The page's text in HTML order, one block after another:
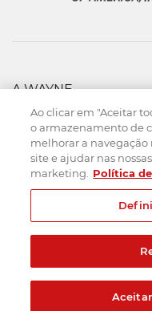
A WAYNE
PRODUTOS
FORÇA DE VENDAS
ASSISTÊNCIA
DOWNLOADS
CONTATO
Mapa do Site Termos de uso
Ao clicar em "Aceitar
o armazenamento de
melhorar a navegação
site e ajudar nas
marketing.
Política